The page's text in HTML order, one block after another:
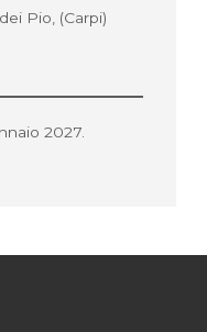
Pio, (Carpi)
2027.